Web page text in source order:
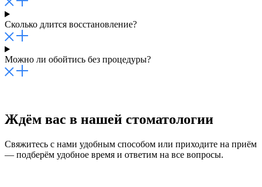
Сколько длится восстановление?
Можно ли обойтись без процедуры?
Ждём вас в нашей стоматологии
Свяжитесь с нами удобным способом или приходите на приём
— подберём удобное время и ответим на все вопросы.